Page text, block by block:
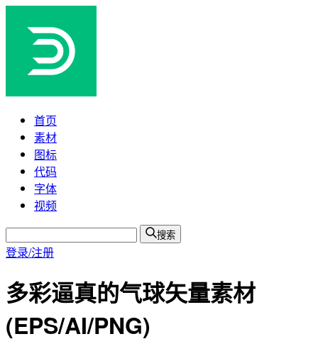
首页
素材
图标
代码
字体
视频
搜索
登录/注册
多彩逼真的气球矢量素材
(EPS/AI/PNG)